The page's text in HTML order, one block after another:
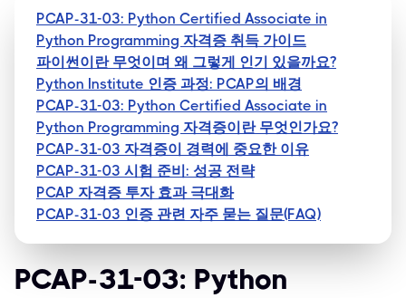
PCAP-31-03: Python Certified Associate in
Python Programming 자격증 취득 가이드
파이썬이란 무엇이며 왜 그렇게 인기 있을까요?
Python Institute 인증 과정: PCAP의 배경
PCAP-31-03: Python Certified Associate in
Python Programming 자격증이란 무엇인가요?
PCAP-31-03 자격증이 경력에 중요한 이유
PCAP-31-03 시험 준비: 성공 전략
PCAP 자격증 투자 효과 극대화
PCAP-31-03 인증 관련 자주 묻는 질문(FAQ)
PCAP-31-03: Python